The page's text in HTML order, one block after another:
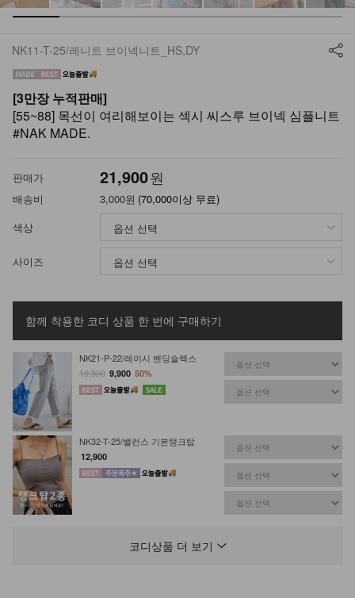
NK11-T-25/레니트 브이넥니트_HS,DY
[3만장 누적판매]
[55~88] 목선이 여리해보이는 섹시 씨스루 브이넥 심플니트
#NAK MADE.
판매가 21,900원
배송비 3,000원 (70,000이상 무료)
색상
사이즈
함께 착용한 코디 상품 한 번에 구매하기
NK21-P-22/레이시 밴딩슬렉스
19,900 9,900 50%
NK32-T-25/밸런스 기본탱크탑
12,900
코디상품 더 보기